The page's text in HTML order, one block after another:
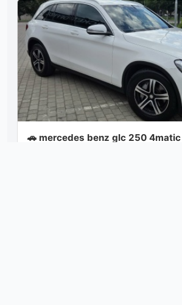
🚗 mercedes benz glc 250 4matic